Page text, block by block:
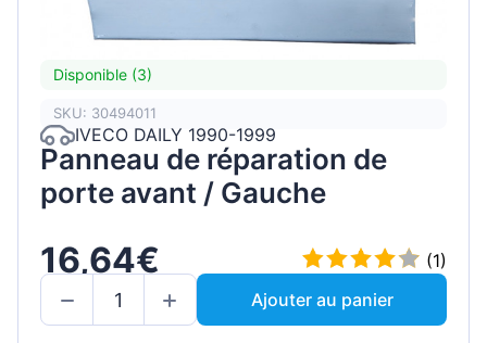
Disponible (3)
SKU: 30494011
IVECO DAILY 1990-1999
Panneau de réparation de
porte avant / Gauche
16,64€
(1)
Ajouter au panier